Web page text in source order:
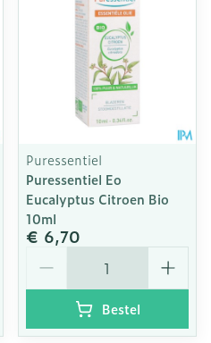
Puressentiel
Puressentiel Eo
Eucalyptus Citroen Bio
10ml
€ 6,70
Bestel